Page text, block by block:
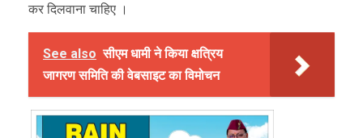
कर दिलवाना चाहिए ।
See also सीएम धामी ने किया क्षत्रिय
जागरण समिति की वेबसाइट का विमोचन